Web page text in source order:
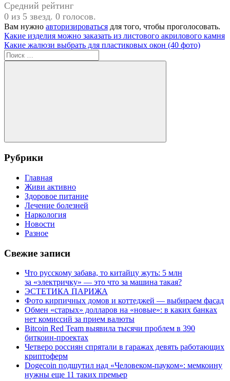
Средний рейтинг
0 из 5 звезд. 0 голосов.
Вам нужно авторизироваться для того, чтобы проголосовать.
Навигация
по
записям
Предыдущая
запись:
Какие изделия можно заказать из листового акрилового камня
Следующая
запись:
Какие жалюзи выбрать для пластиковых окон (40 фото)
Поиск
для:
Поиск
Рубрики
Главная
Живи активно
Здоровое питание
Лечение болезней
Наркология
Новости
Разное
Свежие записи
Что русскому забава, то китайцу жуть: 5 млн
за «электричку» — это что за машина такая?
ЭСТЕТИКА ПАРИЖА
Фото кирпичных домов и коттеджей — выбираем фасад
Обмен «старых» долларов на «новые»: в каких банках
нет комиссий за прием валюты
Bitcoin Red Team выявила тысячи проблем в 390
биткоин-проектах
Четверо россиян спрятали в гаражах девять работающих
криптоферм
Dogecoin подшутил над «Человеком-пауком»: мемкоину
нужны еще 11 таких премьер